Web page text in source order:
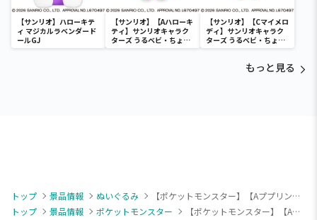
【サンリオ】ハローキテ
ィ マジカルラベンダード
ールGJ
【サンリオ】【Aハローキ
ティ】サンリオキャラク
ターズ うるベビ・ちょい
デカドール
【サンリオ】【Cマイメロ
ディ】サンリオキャラク
ターズ うるベビ・ちょい
デカドール
もっと見る
トップ 景品情報 ぬいぐるみ
【ポケットモンスター】【Aププリン】ポケットモンスター ぬいぐるみ～ププリン・ソーナノ・リオル～
トップ
景品情報 ポケットモンスター 【ポケットモンスター】【Aププリン】ポケットモンスター ぬいぐるみ～ププリン・ソーナノ・リオル～